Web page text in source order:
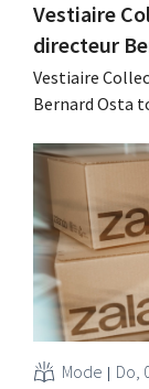
Vestiaire
directeur
Vestiaire
Bernard Osta
van een nieuw
Mode Do,